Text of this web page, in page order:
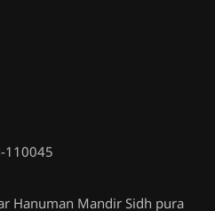
110045
Hanuman Mandir Sidh pura